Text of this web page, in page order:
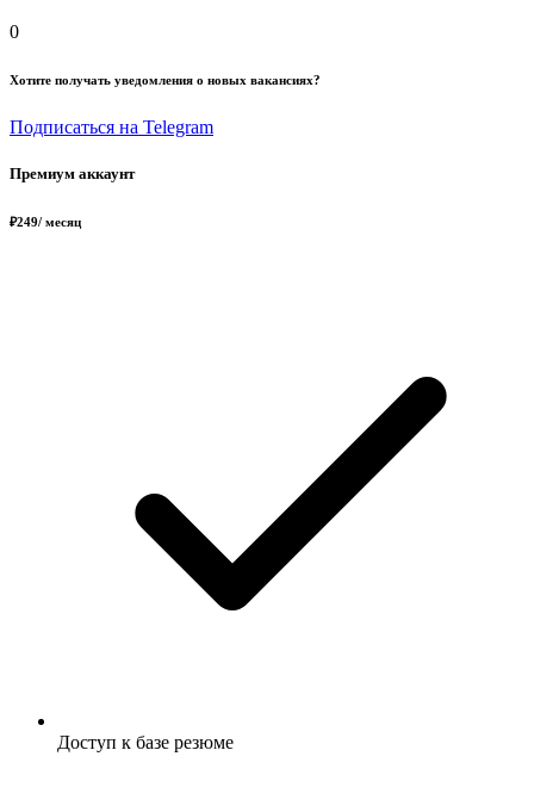
0
Хотите получать уведомления о новых вакансиях?
Подписаться на Telegram
Премиум аккаунт
₽249/ месяц
Доступ к базе резюме